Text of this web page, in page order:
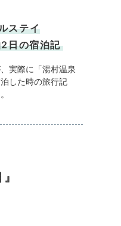
ステイ
日の宿泊記
実際に「湯村温泉
した時の旅行記